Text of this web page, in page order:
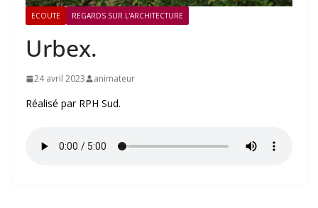
ECOUTE REGARDS SUR L'ARCHITECTURE
Urbex.
24 avril 2023 animateur
Réalisé par RPH Sud.